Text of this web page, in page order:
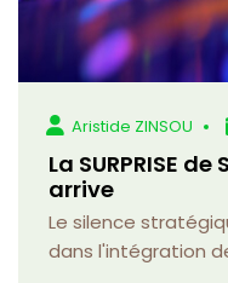
Aristide ZINSOU
La SURPRISE
arrive
Le silence
dans l'intégration